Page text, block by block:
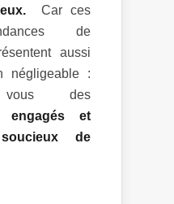
Car ces
de
aussi
négligeable :
des
engagés et
de